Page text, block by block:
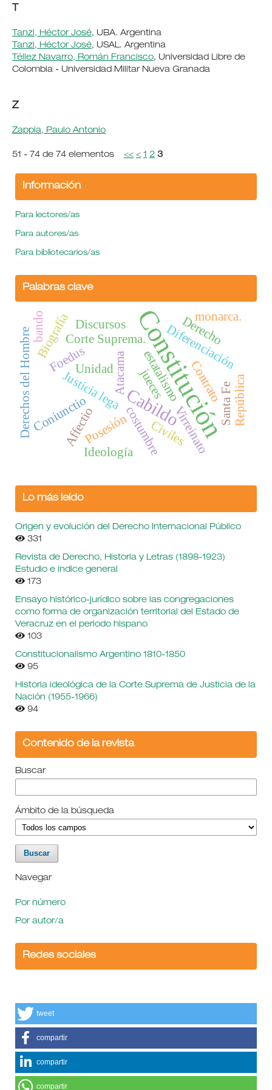
T
Tanzi, Héctor José, UBA. Argentina
Tanzi, Héctor José, USAL. Argentina
Téllez Navarro, Román Francisco, Universidad Libre de
Colombia - Universidad Militar Nueva Granada
Z
Zappia, Paulo Antonio
51 - 74 de 74 elementos << < 1 2 3
Información
Para lectores/as
Para autores/as
Para bibliotecarios/as
Palabras clave
Constitución
Cabildo
jueces
costumbre
Justicia lega
Atacama
Posesión
Corte Suprema.
Biografía
estatalismo
Diferenciación
Unidad Contrato
Foedus
Affectio
Coniunctio Civiles
Derechos del Hombre
Discursos Derecho
Ideología
monarca.
Virreinato
bando
Santa FeRepública
Lo más leído
Origen y evolución del Derecho Internacional Público
331
Revista de Derecho, Historia y Letras (1898-1923)
Estudio e indice general
173
Ensayo histórico-jurídico sobre las congregaciones
como forma de organización territorial del Estado de
Veracruz en el periodo hispano
103
Constitucionalismo Argentino 1810-1850
95
Historia ideológica de la Corte Suprema de Justicia de la
Nación (1955-1966)
94
Contenido de la revista
Buscar
Ámbito de la búsqueda
Navegar
Por número
Por autor/a
Redes sociales
tweet
compartir
compartir
compartir